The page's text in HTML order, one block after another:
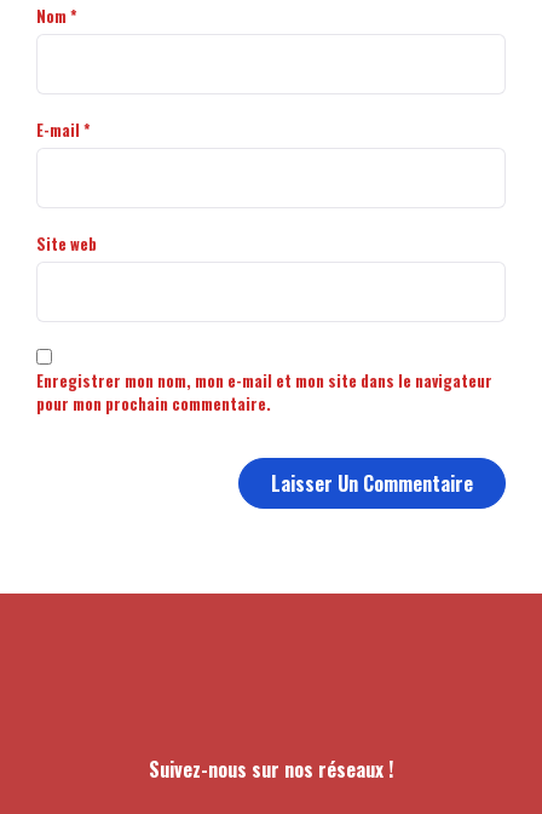
Nom *
E-mail *
Site web
Enregistrer mon nom, mon e-mail et mon site dans le navigateur
pour mon prochain commentaire.
Suivez-nous sur nos réseaux !